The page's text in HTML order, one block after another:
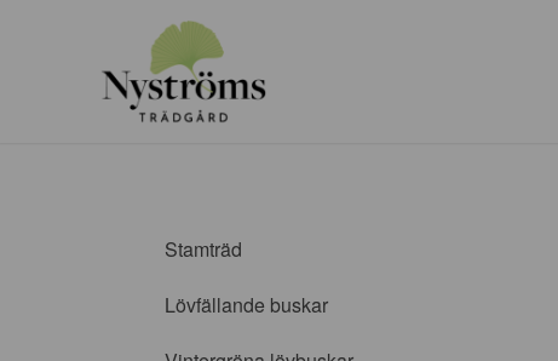
Stamträd
Lövfällande buskar